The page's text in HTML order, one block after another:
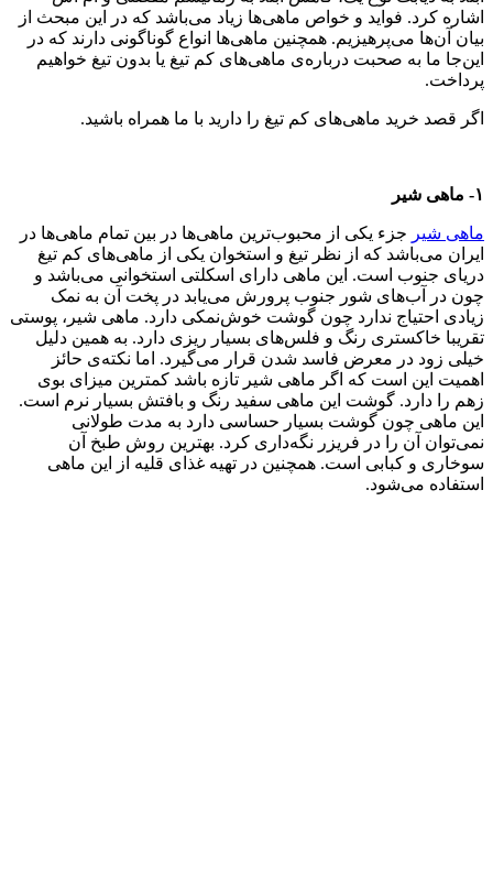
اشاره کرد. فواید و خواص ماهی‌ها زیاد می‌باشد که در این مبحث از
بیان آن‌ها می‌پرهیزیم. همچنین ماهی‌ها انواع گوناگونی دارند که در
این‌جا ما به صحبت درباره‌ی ماهی‌های کم تیغ یا بدون تیغ خواهیم
پرداخت.
اگر قصد خرید ماهی‌های کم تیغ را دارید با ما همراه باشید.
۱- ماهی شیر
ماهی شیر جزء یکی از محبوب‌ترین ماهی‌ها در بین تمام ماهی‌ها در
ایران می‌باشد که از نظر تیغ و استخوان یکی از ماهی‌های کم تیغ
دریای جنوب است. این ماهی دارای اسکلتی استخوانی می‌باشد و
چون در آب‌های شور جنوب پرورش می‌یابد در پخت آن به نمک
زیادی احتیاج ندارد چون گوشت خوش‌نمکی دارد. ماهی شیر، پوستی
تقریبا خاکستری رنگ و فلس‌های بسیار ریزی دارد. به همین دلیل
خیلی زود در معرض فاسد شدن قرار می‌گیرد. اما نکته‌ی حائز
اهمیت این است که اگر ماهی شیر تازه باشد کمترین میزای بوی
زهم را دارد. گوشت این ماهی سفید رنگ و بافتش بسیار نرم است.
این ماهی چون گوشت بسیار حساسی دارد به مدت طولانی
نمی‌توان آن را در فریزر نگه‌داری کرد. بهترین روش طبخ آن
سوخاری و کبابی است. همچنین در تهیه غذای قلیه از این ماهی
استفاده می‌شود.